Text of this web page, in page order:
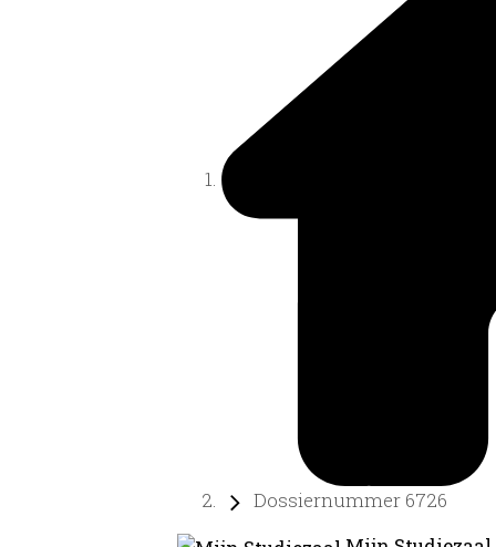
Dossiernummer 6726